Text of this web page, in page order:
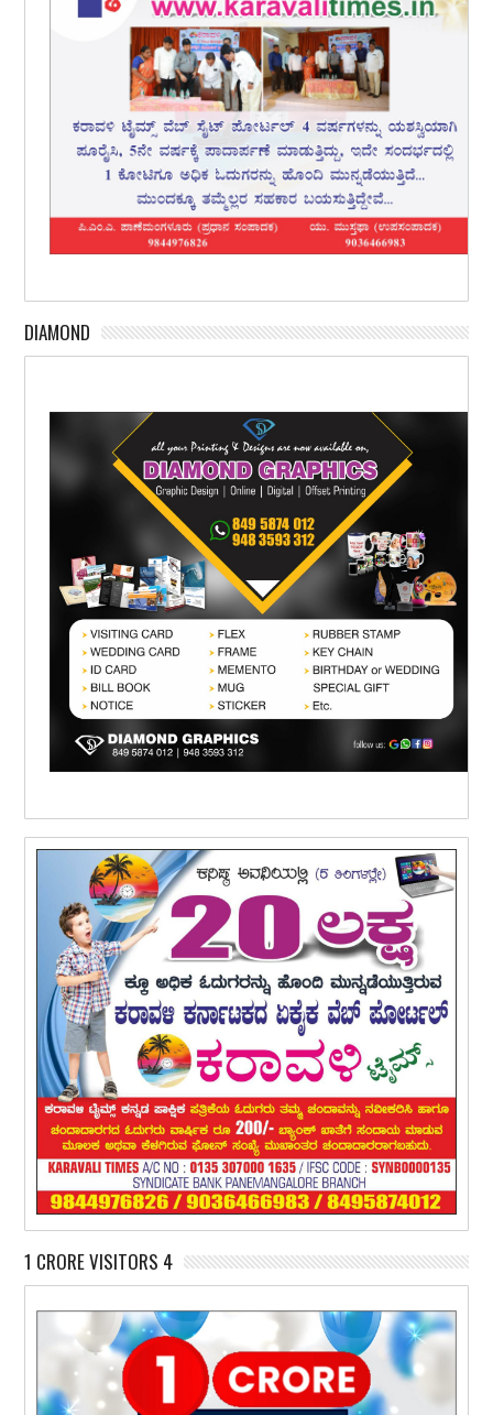
DIAMOND
1 CRORE VISITORS 4